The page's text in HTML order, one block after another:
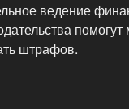
ведение
штрафов.